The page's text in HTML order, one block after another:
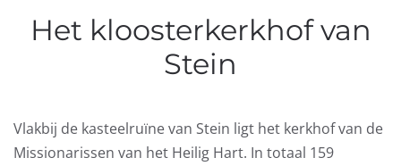
Het kloosterkerkhof van
Stein
Vlakbij de kasteelruïne van Stein ligt het kerkhof van de
Missionarissen van het Heilig Hart. In totaal 159